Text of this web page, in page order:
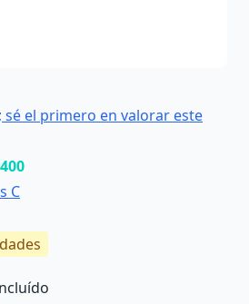
sé el primero en valorar este
C